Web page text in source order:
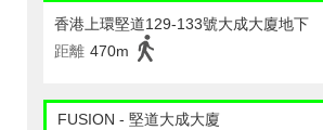
香港上環堅道129-133號大成大廈地下
距離 470m
FUSION - 堅道大成大廈